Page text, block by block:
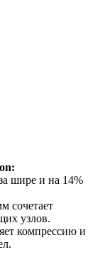
шире и на 14%
сочетает
узлов.
компрессию и